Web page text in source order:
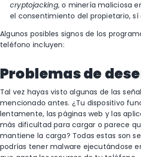
cryptojacking, o minería maliciosa
el consentimiento del propietario, sí
Algunos posibles signos de los
teléfono incluyen:
Problemas de
Tal vez hayas visto algunas de las
mencionado antes. ¿Tu dispositivo
lentamente, las páginas web y las
más dificultad para cargar o parece
mantiene la carga? Todas estas son
podrías tener malware ejecutándose